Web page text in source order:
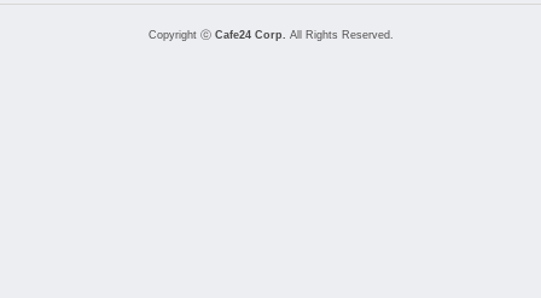
Copyright ⓒ Cafe24 Corp. All Rights Reserved.